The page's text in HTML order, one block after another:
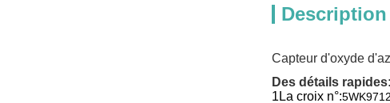
Capteur d'oxyde
Des détails rapides:
1La croix n°: